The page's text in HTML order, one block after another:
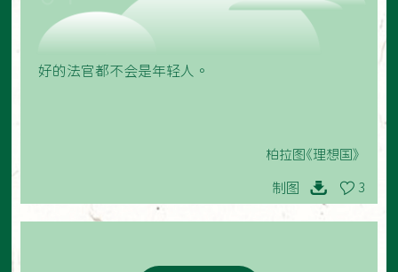
好的法官都不会是年轻人。
柏拉图《理想国》
制图 3